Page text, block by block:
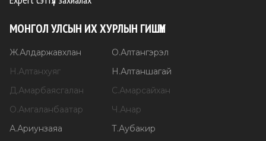
МОНГОЛ УЛСЫН ИХ ХУРЛЫН ГИШҮҮН
Ж.Алдаржавхлан О.Алтангэрэл
Н.Алтанхуяг Н.Алтаншагай
Д.Амарбаясгалан С.Амарсайхан
О.Амгаланбаатар Ч.Анар
А.Ариунзаяа Т.Аубакир